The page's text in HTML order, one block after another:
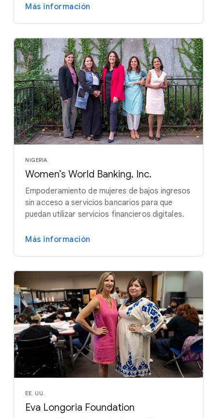
Más información
NIGERIA
Women’s World Banking, Inc.
Empoderamiento de mujeres de bajos ingresos
sin acceso a servicios bancarios para que
puedan utilizar servicios financieros digitales.
Más información
EE. UU.
Eva Longoria Foundation